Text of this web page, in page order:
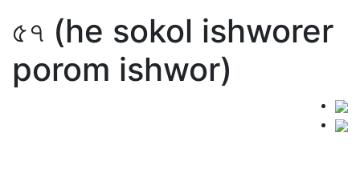
৫৭ (he sokol ishworer
porom ishwor)